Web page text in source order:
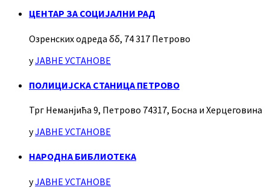
ЦЕНТАР ЗА СОЦИЈАЛНИ РАД
Озренских одреда бб, 74 317 Петрово
уЈАВНЕ УСТАНОВЕ
ПОЛИЦИЈСКА СТАНИЦА ПЕТРОВО
Трг Неманјића 9, Петрово 74317, Босна и Херцеговина
уЈАВНЕ УСТАНОВЕ
НАРОДНА БИБЛИОТЕКА
уЈАВНЕ УСТАНОВЕ